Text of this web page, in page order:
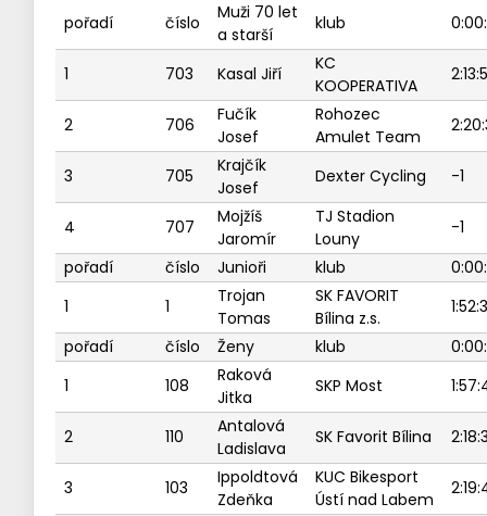
pořadí číslo
Muži 70 let
a starší
klub
1 703 Kasal Jiří
KC
KOOPERATIVA
2 706
Fučík
Josef
Rohozec
Amulet Team
3 705
Krajčík
Josef
Dexter Cycling -1
4 707
Mojžíš
Jaromír
TJ Stadion
Louny
-1
pořadí
číslo Junioři klub
1
1
Trojan
Tomas
SK FAVORIT
Bílina z.s.
pořadí
číslo Ženy klub
1
108
Raková
Jitka
SKP Most
2 110
Antalová
Ladislava
SK Favorit Bílina
3 103
Ippoldtová
Zdeňka
KUC Bikesport
Ústí nad Labem